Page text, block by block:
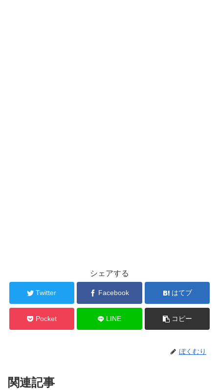
シェアする
Twitter Facebook はてブ
Pocket LINE コピー
ぼくむり
関連記事